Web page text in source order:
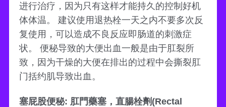
进行治疗，因为只有这样才能持久的控制好机
体体温。 建议使用退热栓一天之内不要多次反
复使用，可以造成不良反应即肠道的刺激症
状。 便秘导致的大便出血一般是由于肛裂所
致，因为干燥的大便在排出的过程中会撕裂肛
门括约肌导致出血。
塞屁股便秘: 肛門藥塞，直腸栓劑(Rectal